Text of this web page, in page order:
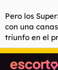
Pero los
con una
triunfo en el